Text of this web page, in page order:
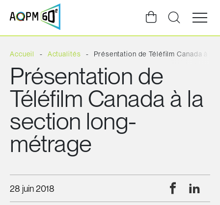
Ouvrir
la
du
Accueil Actualités Présentation de Téléfilm Canada à
Présentation de
Téléfilm Canada à la
section long-
métrage
28 juin 2018 Facebook